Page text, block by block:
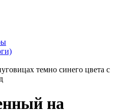
темно синего цвета с
на